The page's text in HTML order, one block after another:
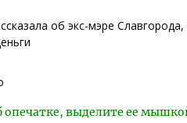
об экс-мэре
опечатке, выделите ее